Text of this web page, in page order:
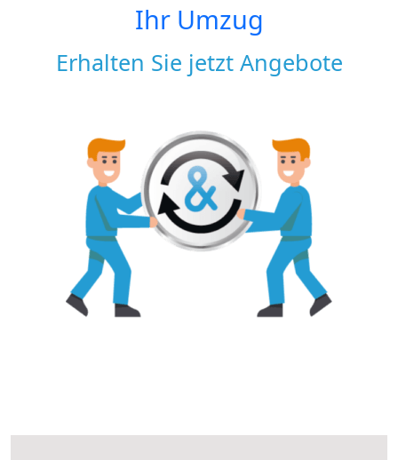
Ihr Umzug
Erhalten Sie jetzt Angebote